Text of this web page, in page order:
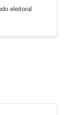
eleitoral